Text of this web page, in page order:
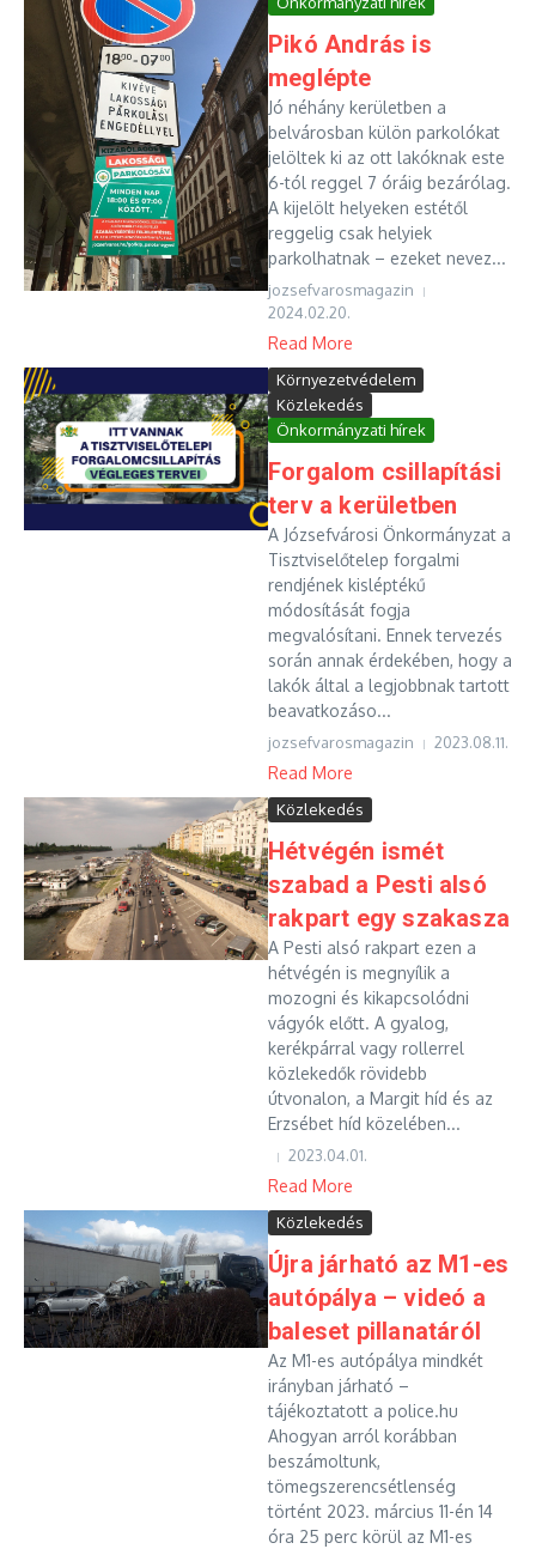
Pikó András is
meglépte
Jó néhány kerületben a
belvárosban külön parkolókat
jelöltek ki az ott lakóknak este
6-tól reggel 7 óráig bezárólag.
A kijelölt helyeken estétől
reggelig csak helyiek
parkolhatnak – ezeket nevez...
jozsefvarosmagazin
2024.02.20.
Read More
Környezetvédelem
Közlekedés
Önkormányzati hírek
Forgalom csillapítási
terv a kerületben
A Józsefvárosi Önkormányzat a
Tisztviselőtelep forgalmi
rendjének kisléptékű
módosítását fogja
megvalósítani. Ennek tervezés
során annak érdekében, hogy a
lakók által a legjobbnak tartott
beavatkozáso...
jozsefvarosmagazin 2023.08.11.
Read More
Közlekedés
Hétvégén ismét
szabad a Pesti alsó
rakpart egy szakasza
A Pesti alsó rakpart ezen a
hétvégén is megnyílik a
mozogni és kikapcsolódni
vágyók előtt. A gyalog,
kerékpárral vagy rollerrel
közlekedők rövidebb
útvonalon, a Margit híd és az
Erzsébet híd közelében...
2023.04.01.
Read More
Közlekedés
Újra járható az M1-es
autópálya – videó a
baleset pillanatáról
Az M1-es autópálya mindkét
irányban járható –
tájékoztatott a police.hu
Ahogyan arról korábban
beszámoltunk,
tömegszerencsétlenség
történt 2023. március 11-én 14
óra 25 perc körül az M1-es